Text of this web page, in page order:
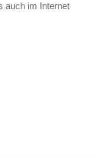
auch im Internet